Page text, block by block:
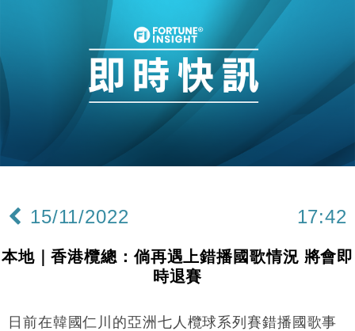
本地｜假冒內地執法人員要求交「保證金」 43歲女子
損失近6900萬元
財經｜日經失守6.5萬點後回穩 全周仍升近2%
15:47
財經｜恒隆10月換帥 玩具「反」斗城亞洲CEO蔡德
財經｜韓股反覆波動收跌 連挫7周創逾3年最長跌勢
12:44
財經｜日本春季三度入市撐日圓 4月單日斥6.28萬億
11:12
國際｜特朗普料美伊戰事快結束 承認部分彈藥庫存緊
司
15/11/2022 17:42
本地｜香港欖總：倘再遇上錯播國歌情況 將會即
時退賽
日前在韓國仁川的亞洲七人欖球系列賽錯播國歌事